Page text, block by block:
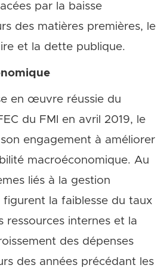
par la baisse
des matières premières, le
et la dette publique.
en œuvre réussie du
du FMI en avril 2019, le
engagement à améliorer
macroéconomique. Au
liés à la gestion
la faiblesse du taux
ressources internes et la
des dépenses
des années précédant les